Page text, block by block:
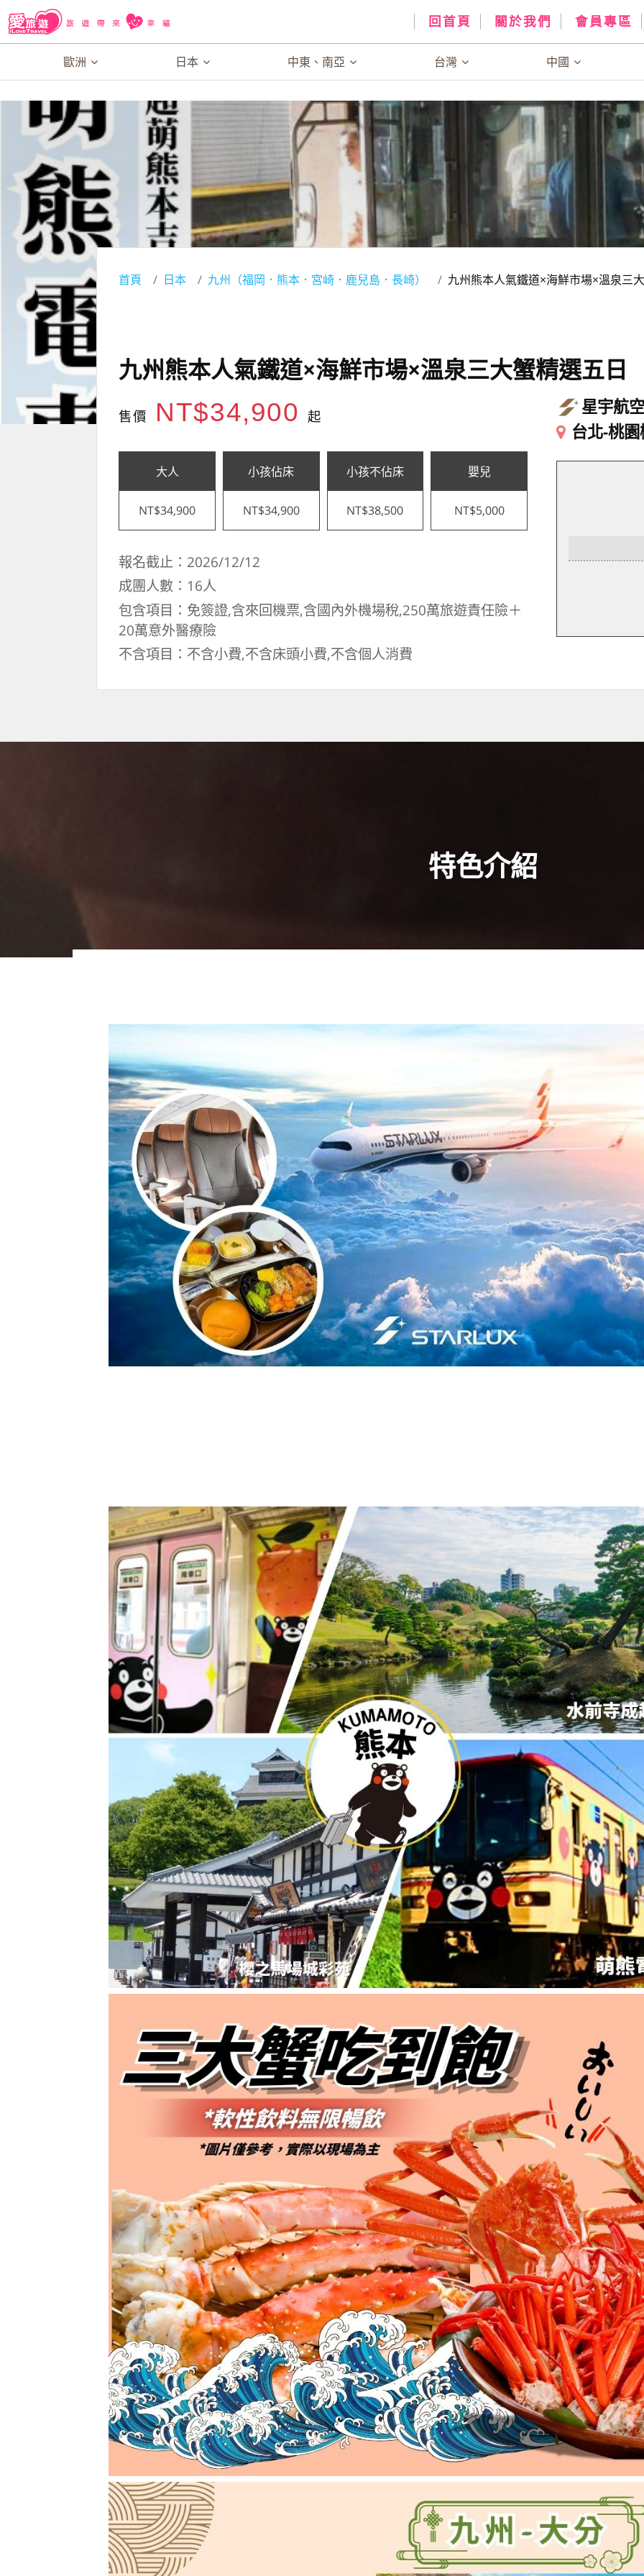
回首頁 關於我們 會員專區
歐洲 日本 中東、南亞 台灣 中國
首頁 日本 九州（福岡．熊本．宮崎．鹿兒島．長崎） 九州熊本人氣鐵道×海鮮市場×溫泉三
九州熊本人氣鐵道×海鮮市場×溫泉三大蟹精選五日
售價 NT$34,900起
大人
NT$34,900
小孩佔床
NT$34,900
小孩不佔床
NT$38,500
嬰兒
NT$5,000
報名截止：2026/12/12
成團人數：16人
包含項目：免簽證,含來回機票,含國內外機場稅,250萬旅遊責任險＋
20萬意外醫療險
不含項目：不含小費,不含床頭小費,不含個人消費
星宇航空
台北-桃
特色介紹